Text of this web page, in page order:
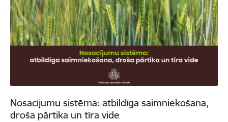
Nosacījumu sistēma: atbildīga saimniekošana,
droša pārtika un tīra vide